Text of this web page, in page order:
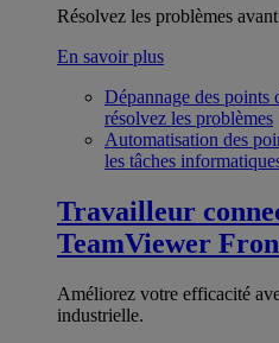
Résolvez les problèmes
En savoir plus
Dépannage des points
résolvez les problèmes
Automatisation des
les tâches
Travailleur
TeamViewer
Améliorez votre efficacité
industrielle.